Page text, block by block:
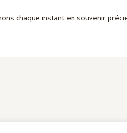
chaque instant en souvenir